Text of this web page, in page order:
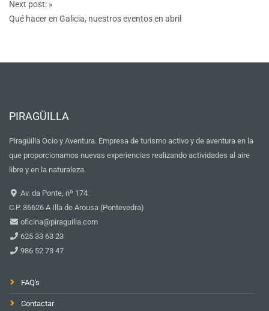
Next post: »
Qué hacer en Galicia, nuestros eventos en abril
PIRAGÜILLA
Piragüilla Ocio y Aventura. Empresa de turismo activo y de aventura en la
que proporcionamos nuevas experiencias realizando actividades al aire
libre y en la naturaleza.
Av. da Ponte, nº 174
C.P. 36626 A Illa de Arousa (Pontevedra)
oficina@piraguilla.com
625 33 63 23
986 52 73 47
FAQ's
Contactar